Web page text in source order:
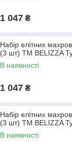
1 047 ₴
Набір елітних
(3 шт) TM BELIZZA
В наявності
1 047 ₴
Набір елітних
(3 шт) TM BELIZZA
В наявності